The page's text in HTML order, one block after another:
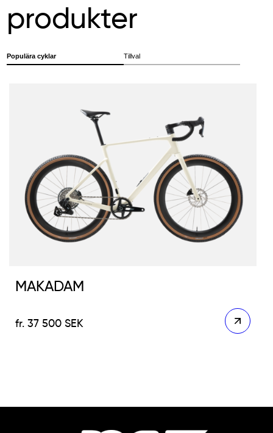
produkter
Populära cyklar Tillval
MAKADAM
37 500SEK